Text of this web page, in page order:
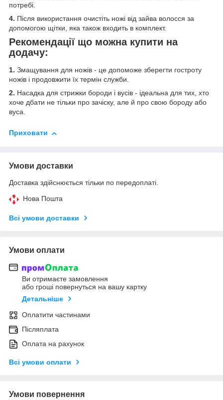
потребі.
4. Після використання очистіть ножі від зайва волосся за
допомогою щітки, яка також входить в комплект.
Рекомендації що можна купити на
додачу:
1. Змащування для ножів - це допоможе зберегти гостроту
ножів і продовжити їх термін служби.
2. Насадка для стрижки бороди і вусів - ідеальна для тих, хто
хоче дбати не тільки про зачіску, але й про свою бороду або
вуса.
Приховати
Умови доставки
Доставка здійснюється тільки по передоплаті.
Нова Пошта
Всі умови доставки
Умови оплати
Ви отримаєте замовлення
або гроші повернуться на вашу картку
Детальніше
Оплатити частинами
Післяплата
Оплата на рахунок
Всі умови оплати
Умови повернення